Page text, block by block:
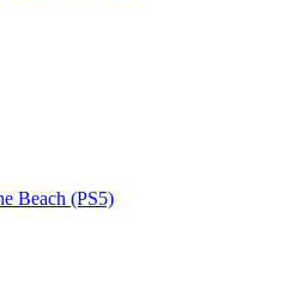
Beach (PS5)